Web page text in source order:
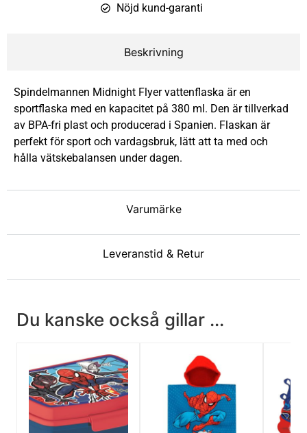
Nöjd kund-garanti
Beskrivning
Varumärke
Leveranstid & Retur
Spindelmannen Midnight Flyer vattenflaska är en
sportflaska med en kapacitet på 380 ml. Den är tillverkad
av BPA-fri plast och producerad i Spanien. Flaskan är
perfekt för sport och vardagsbruk, lätt att ta med och
hålla vätskebalansen under dagen.
Du kanske också gillar ...